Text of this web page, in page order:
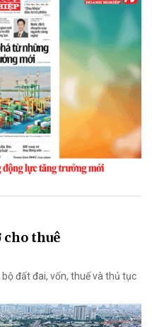
cho thuê
đất đai, vốn, thuế và thủ tục